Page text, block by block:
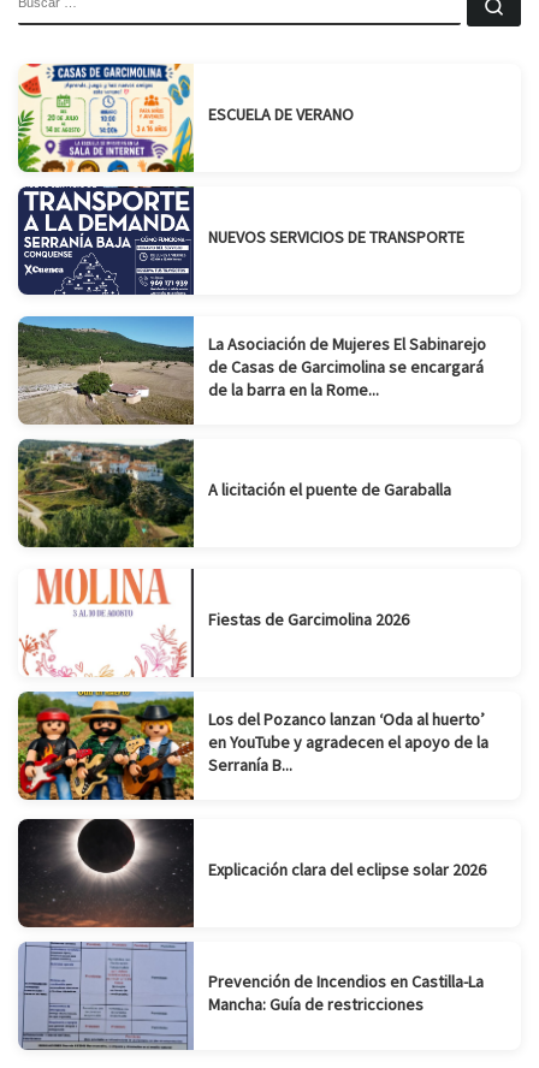
ESCUELA DE VERANO
NUEVOS SERVICIOS DE TRANSPORTE
La Asociación de Mujeres El Sabinarejo
de Casas de Garcimolina se encargará
de la barra en la Rome...
A licitación el puente de Garaballa
Fiestas de Garcimolina 2026
Los del Pozanco lanzan ‘Oda al huerto’
en YouTube y agradecen el apoyo de la
Serranía B...
Explicación clara del eclipse solar 2026
Prevención de Incendios en Castilla-La
Mancha: Guía de restricciones